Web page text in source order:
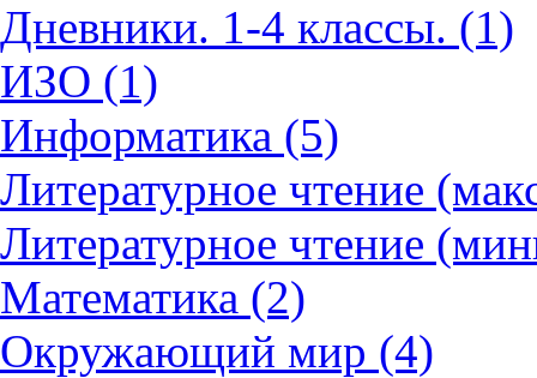
Дневники. 1-4 классы. (1)
ИЗО (1)
Информатика (5)
Литературное чтение
Литературное чтение
Математика (2)
Окружающий мир (4)